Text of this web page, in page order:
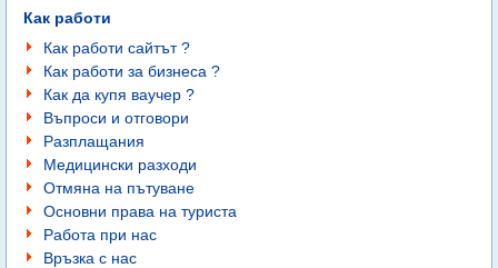
Как работи
Как работи сайтът ?
Как работи за бизнеса ?
Как да купя ваучер ?
Въпроси и отговори
Разплащания
Медицински разходи
Отмяна на пътуване
Основни права на туриста
Работа при нас
Връзка с нас